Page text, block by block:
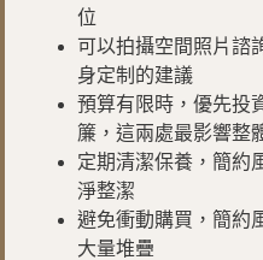
位
可以拍攝空間照片諮
身定制的建議
預算有限時，優先投
簾，這兩處最影響整
定期清潔保養，簡約
淨整潔
避免衝動購買，簡約
大量堆疊